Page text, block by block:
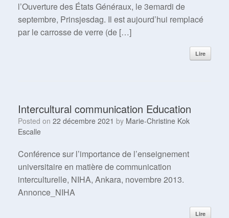
l’Ouverture des États Généraux, le 3emardi de
septembre, Prinsjesdag. Il est aujourd’hui remplacé
par le carrosse de verre (de […]
Lire
Intercultural communication Education
Posted on 22 décembre 2021 by Marie-Christine Kok
Escalle
Conférence sur l’importance de l’enseignement
universitaire en matière de communication
interculturelle, NIHA, Ankara, novembre 2013.
Annonce_NIHA
Lire